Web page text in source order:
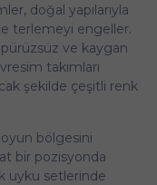
doğal yapılarıyla
terlemeyi engeller.
ve kaygan
takımları
şekilde çeşitli renk
bölgesini
bir pozisyonda
uyku setlerinde